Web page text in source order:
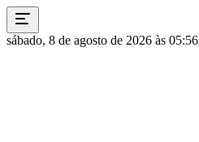
sábado, 8 de agosto de 2026 às 05:56